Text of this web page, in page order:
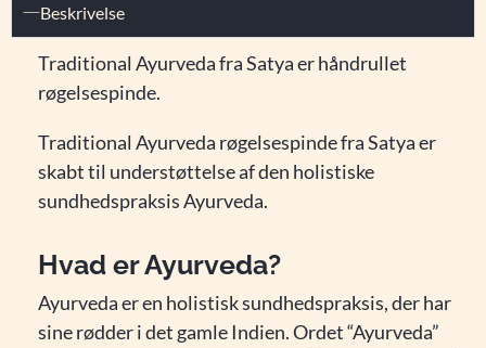
Beskrivelse
Traditional Ayurveda fra Satya er håndrullet
røgelsespinde.
Traditional Ayurveda røgelsespinde fra Satya er
skabt til understøttelse af den holistiske
sundhedspraksis Ayurveda.
Hvad er Ayurveda?
Ayurveda er en holistisk sundhedspraksis, der har
sine rødder i det gamle Indien. Ordet “Ayurveda”